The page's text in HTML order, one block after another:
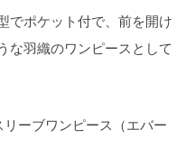
でポケット付で、前を開け
な羽織のワンピースとして
ーブワンピース（エバー